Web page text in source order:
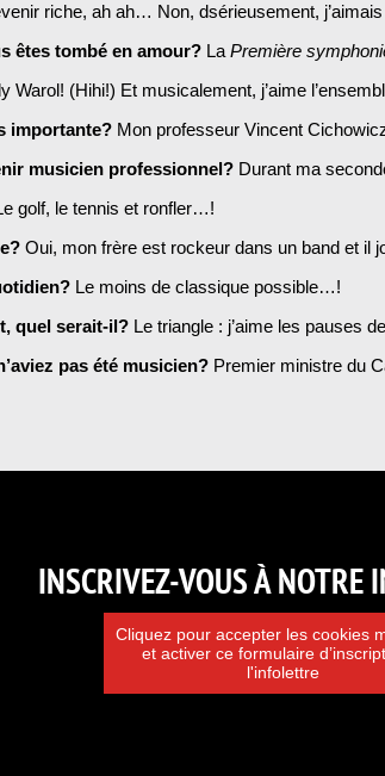
riche, ah ah… Non, dsérieusement,
êtes tombé en amour? LaPremière
Warol! (Hihi!) Et musicalement, j’aime
importante? Mon professeur Vincent
musicien professionnel? Durant ma
golf, le tennis et ronfler…!
Oui, mon frère est rockeur dans un band et il
Le moins de classique possible…!
quel serait-il? Le triangle : j’aime les pauses
pas été musicien? Premier ministre du
INSCRIVEZ-VOUS À NOTRE
Cliquez pour accepter les cookies
et activer ce formulaire
l'infolettre